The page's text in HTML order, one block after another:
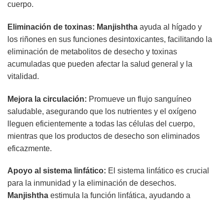
cuerpo.
Eliminación de toxinas: Manjishtha ayuda al hígado y
los riñones en sus funciones desintoxicantes, facilitando la
eliminación de metabolitos de desecho y toxinas
acumuladas que pueden afectar la salud general y la
vitalidad.
Mejora la circulación: Promueve un flujo sanguíneo
saludable, asegurando que los nutrientes y el oxígeno
lleguen eficientemente a todas las células del cuerpo,
mientras que los productos de desecho son eliminados
eficazmente.
Apoyo al sistema linfático: El sistema linfático es crucial
para la inmunidad y la eliminación de desechos.
Manjishtha estimula la función linfática, ayudando a